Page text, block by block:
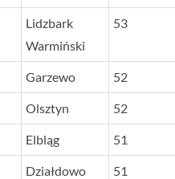
Lidzbark
Warmiński
53
Garzewo 52
Olsztyn 52
Elbląg 51
Działdowo 51